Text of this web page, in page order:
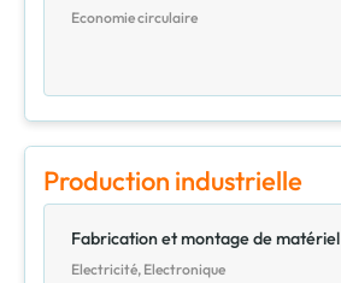
Economie circulaire
Production industrielle
Fabrication et montage de
Electricité, Electronique